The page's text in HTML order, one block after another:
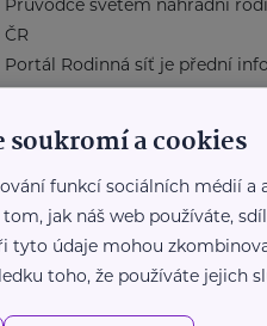
ČR
Portál Rodinná síť je přední
platforma zaměřená ...
https://rodinnasit.cz/
a cookies
funkcí sociálních médií a
jak náš web používáte,
tyto údaje mohou
toho, že používáte jejich